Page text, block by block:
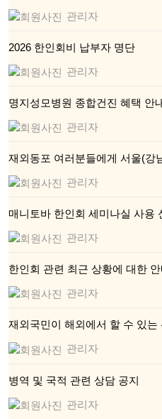
관리자
2026 한인회비 납부자 명단
관리자
명지성모병원 종합건진 혜택 안
관리자
재외동포 여러분들에게 서울(
관리자
매니토바 한인회 세미나실 사용
관리자
한인회 관련 최근 상황에 대한 안
관리자
재외국민이 해외에서 할 수 있
관리자
병역 및 국적 관련 상담 공지
관리자